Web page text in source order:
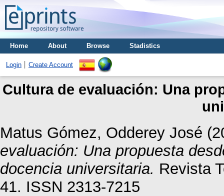
Home About Browse Stadistics
Login Create Account
Cultura de evaluación: Una
Matus Gómez, Odderey José
evaluación: Una propuesta
docencia universitaria. Revista
41. ISSN 2313-7215